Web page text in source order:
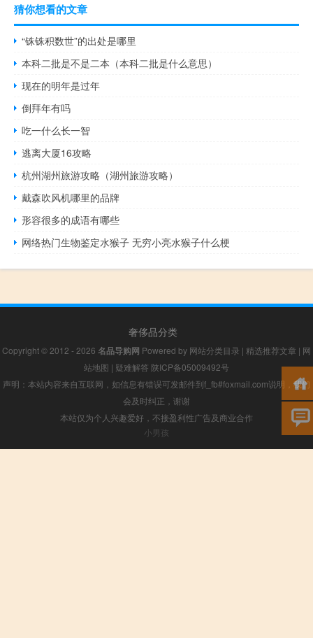
猜你想看的文章
“铢铢积数世”的出处是哪里
本科二批是不是二本（本科二批是什么意思）
现在的明年是过年
倒拜年有吗
吃一什么长一智
逃离大厦16攻略
杭州湖州旅游攻略（湖州旅游攻略）
戴森吹风机哪里的品牌
形容很多的成语有哪些
网络热门生物鉴定水猴子 无穷小亮水猴子什么梗
奢侈品分类
Copyright © 2012 - 2026 名品导购网 Powered by 网站分类目录 | 精选推荐文章 | 网
站地图 | 疑难解答 陕ICP备05009492号
声明：本站内容来自互联网，如信息有错误可发邮件到f_fb#foxmail.com说明，我们
会及时纠正，谢谢
本站仅为个人兴趣爱好，不接盈利性广告及商业合作
小男孩